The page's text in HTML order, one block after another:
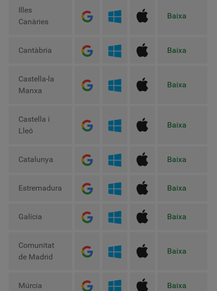
Illes
Canàries
Baixa
Cantàbria Baixa
Castella-la
Manxa
Baixa
Castella i
Lleó
Baixa
Catalunya Baixa
Estremadura Baixa
Galícia Baixa
Comunitat
de Madrid
Baixa
Múrcia Baixa